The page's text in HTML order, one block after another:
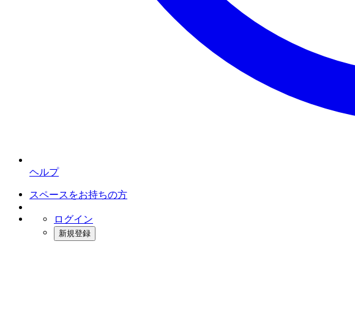
ヘルプ
スペースをお持ちの方
ログイン
新規登録